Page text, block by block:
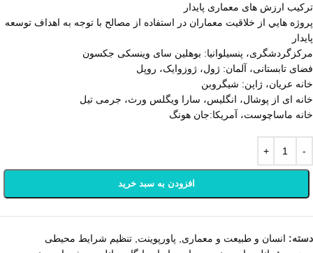
ترکیب ارزش های معماری پایدار
پروژه هايي از خلاقيت معماران در استفاده از مصالح با توجه به اهداف توسعه
پايدار
مرکزگردشگری، پنسیلوانیا: بوهلین سای وینسکی جکسون
فضای تابستانی، آلمان: ژول، ژوزوایک، روپل
خانه عریان، ژاپن: شیگروبن
خانه ای از پوشال، انگلیس، سارا ویگلس ورث، جرمی تیل
خانه ماساچوست، آمریکا:جان هونگ
افزودن به سبد خرید
دسته: انسان و طبیعت و معماری پاورپوینت تنظیم شرایط محیطی